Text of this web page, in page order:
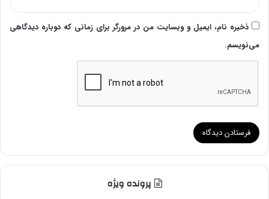
ذخیره نام، ایمیل و وبسایت من در مرورگر برای زمانی که دوباره دیدگاهی
می‌نویسم.
پرونده ویژه